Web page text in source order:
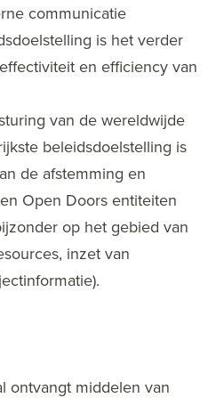
communicatie
is het verder
en efficiency van
van de wereldwijde
beleidsdoelstelling is
de afstemming en
Open Doors entiteiten
op het gebied van
inzet van
ontvangt middelen van